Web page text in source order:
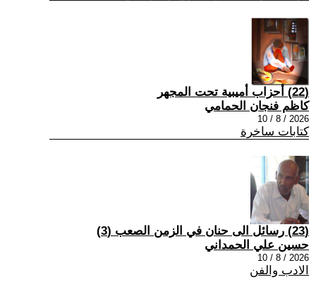
(22) أحزاب أميبية تحت المجهر
كاظم فنجان الحمامي
2026 / 8 / 10
كتابات ساخرة
(23) رسائل الى حنان في الزمن الصعب (3)
حسين علي الحمداني
2026 / 8 / 10
الادب والفن